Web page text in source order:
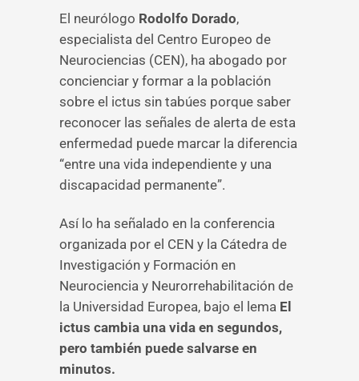
El neurólogo Rodolfo Dorado,
especialista del Centro Europeo de
Neurociencias (CEN), ha abogado por
concienciar y formar a la población
sobre el ictus sin tabúes porque saber
reconocer las señales de alerta de esta
enfermedad puede marcar la diferencia
“entre una vida independiente y una
discapacidad permanente”.
Así lo ha señalado en la conferencia
organizada por el CEN y la Cátedra de
Investigación y Formación en
Neurociencia y Neurorrehabilitación de
la Universidad Europea, bajo el lema El
ictus cambia una vida en segundos,
pero también puede salvarse en
minutos.